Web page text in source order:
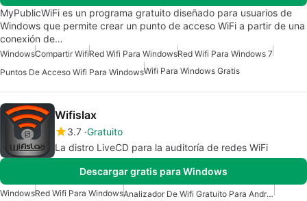
MyPublicWiFi es un programa gratuito diseñado para usuarios de
Windows que permite crear un punto de acceso WiFi a partir de una
conexión de…
WindowsCompartir WifiRed Wifi Para WindowsRed Wifi Para Windows 7
Puntos De Acceso Wifi Para WindowsWifi Para Windows Gratis
Wifislax
3.7 Gratuito
La distro LiveCD para la auditoría de redes WiFi
Descargar gratis para Windows
WindowsRed Wifi Para Windows
Analizador De Wifi Gratuito Para Android